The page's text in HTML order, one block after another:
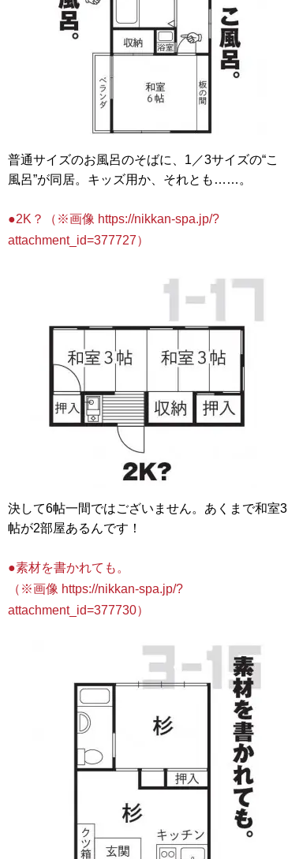
普通サイズのお風呂のそばに、1／3サイズの“こ
風呂”が同居。キッズ用か、それとも……。
●2K？（※画像 https://nikkan-spa.jp/?
attachment_id=377727）
決して6帖一間ではございません。あくまで和室3
帖が2部屋あるんです！
●素材を書かれても。
（※画像 https://nikkan-spa.jp/?
attachment_id=377730）